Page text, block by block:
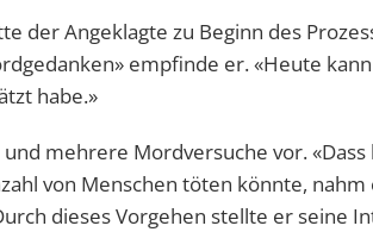
der Angeklagte zu Beginn des
empfinde er. «Heute
habe.»
mehrere Mordversuche vor. «Dass
von Menschen töten könnte, nahm
dieses Vorgehen stellte er seine